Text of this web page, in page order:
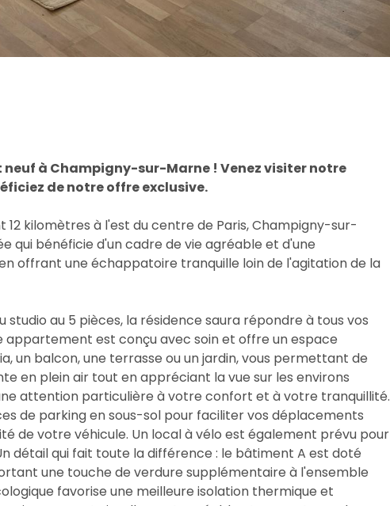
à Champigny-sur-Marne ! Venez visiter notre
de notre offre exclusive.
12 kilomètres à l'est du centre de Paris, Champigny-sur-
qui bénéficie d'un cadre de vie agréable et d'une
offrant une échappatoire tranquille loin de l'agitation de la
au 5 pièces, la résidence saura répondre à tous vos
appartement est conçu avec soin et offre un espace
un balcon, une terrasse ou un jardin, vous permettant de
en plein air tout en appréciant la vue sur les environs
attention particulière à votre confort et à votre tranquillité.
de parking en sous-sol pour faciliter vos déplacements
de votre véhicule. Un local à vélo est également prévu pour
détail qui fait toute la différence : le bâtiment A est doté
une touche de verdure supplémentaire à l'ensemble
favorise une meilleure isolation thermique et